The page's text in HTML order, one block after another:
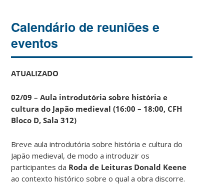
Calendário de reuniões e
eventos
ATUALIZADO
02/09 – Aula introdutória sobre história e
cultura do Japão medieval (16:00 – 18:00, CFH
Bloco D, Sala 312)
Breve aula introdutória sobre história e cultura do
Japão medieval, de modo a introduzir os
participantes da Roda de Leituras Donald Keene
ao contexto histórico sobre o qual a obra discorre.